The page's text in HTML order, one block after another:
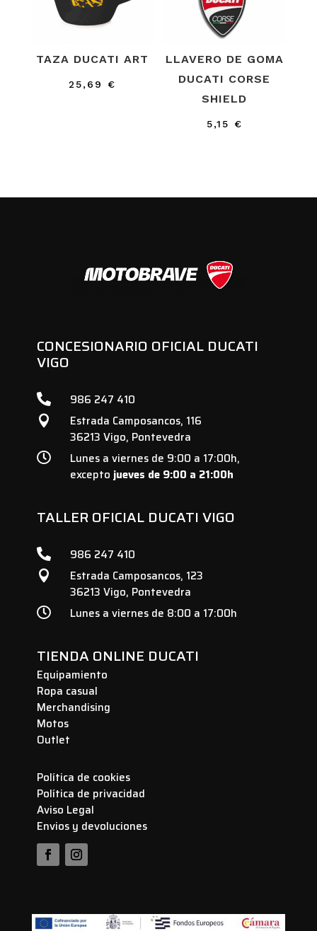
TAZA DUCATI ART
25,69 €
LLAVERO DE GOMA
DUCATI CORSE
SHIELD
5,15 €
CONCESIONARIO OFICIAL DUCATI
VIGO
 986 247 410

Estrada Camposancos, 116
36213 Vigo, Pontevedra

Lunes a viernes de 9:00 a 17:00h,
excepto jueves de 9:00 a 21:00h
TALLER OFICIAL DUCATI VIGO
 986 247 410

Estrada Camposancos, 123
36213 Vigo, Pontevedra
 Lunes a viernes de 8:00 a 17:00h
TIENDA ONLINE DUCATI
Equipamiento
Ropa casual
Merchandising
Motos
Outlet
Política de cookies
Política de privacidad
Aviso Legal
Envios y devoluciones